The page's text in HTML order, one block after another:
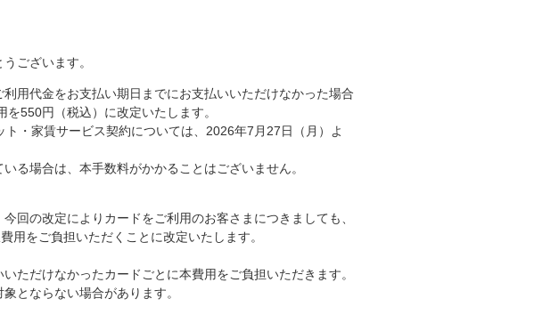
ございます。
用代金をお支払い期日までにお支払いいただけなかった場合
550円（税込）に改定いたします。
・家賃サービス契約については、2026年7月27日（月）よ
る場合は、本手数料がかかることはございません。
回の改定によりカードをご利用のお客さまにつきましても、
用をご負担いただくことに改定いたします。
ただけなかったカードごとに本費用をご負担いただきます。
とならない場合があります。